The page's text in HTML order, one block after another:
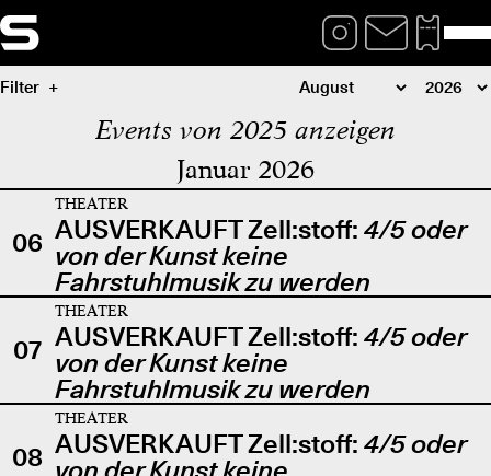
Filter
Events von 2025 anzeigen
Januar 2026
06
THEATER
AUSVERKAUFT Zell:stoff: 4/5 oder
von der Kunst keine
Fahrstuhlmusik zu werden
07
THEATER
AUSVERKAUFT Zell:stoff: 4/5 oder
von der Kunst keine
Fahrstuhlmusik zu werden
08
THEATER
AUSVERKAUFT Zell:stoff: 4/5 oder